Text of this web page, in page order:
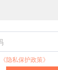
《隐私保护政策》